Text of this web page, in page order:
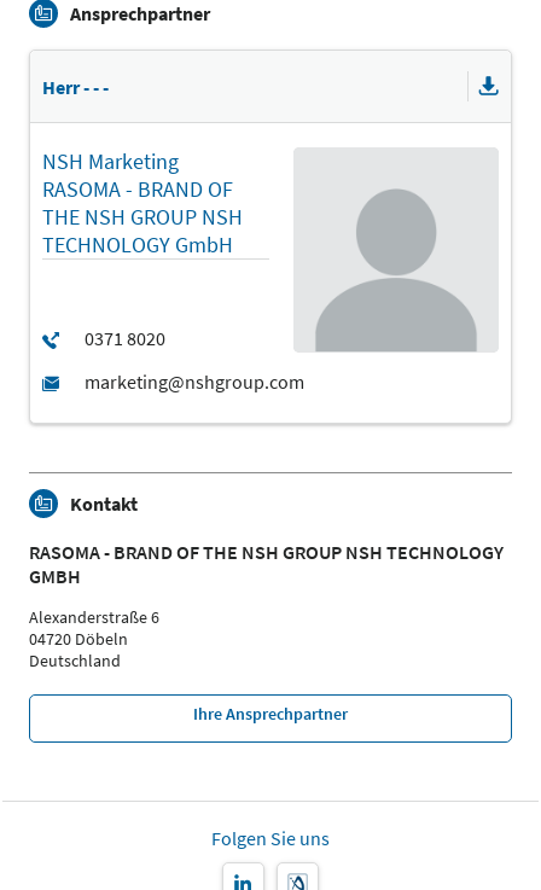
Ansprechpartner
Herr - - -
NSH Marketing
RASOMA - BRAND OF
THE NSH GROUP NSH
TECHNOLOGY GmbH
Kontakt
RASOMA - BRAND OF THE NSH GROUP NSH TECHNOLOGY
GMBH
Alexanderstraße 6
04720 Döbeln
Deutschland
Ihre Ansprechpartner
Folgen Sie uns